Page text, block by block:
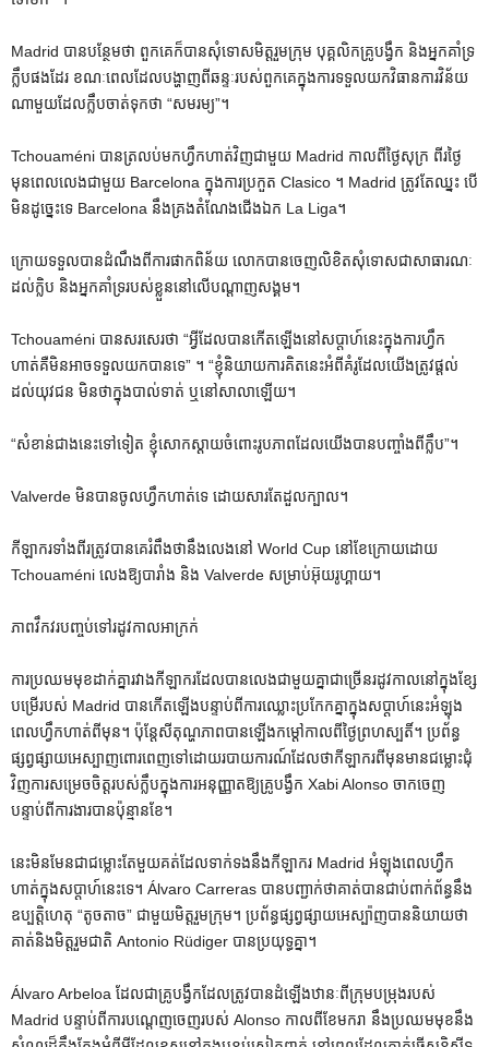
Madrid បានបន្ថែមថា ពួកគេក៏បានសុំទោសមិត្តរួមក្រុម បុគ្គលិកគ្រូបង្វឹក និងអ្នកគាំទ្រ
ក្លឹបផងដែរ ខណៈពេលដែលបង្ហាញពីឆន្ទៈរបស់ពួកគេក្នុងការទទួលយកវិធានការវិន័យ
ណាមួយដែលក្លឹបចាត់ទុកថា “សមរម្យ”។
Tchouaméni បានត្រលប់មកហ្វឹកហាត់វិញជាមួយ Madrid កាលពីថ្ងៃសុក្រ ពីរថ្ងៃ
មុនពេលលេងជាមួយ Barcelona ក្នុងការប្រកួត Clasico ។ Madrid ត្រូវតែឈ្នះ បើ
មិនដូច្នេះទេ Barcelona នឹងគ្រងតំណែងជើងឯក La Liga។
ក្រោយ​ទទួល​បាន​ដំណឹង​ពី​ការ​ផាក​ពិន័យ លោក​បាន​ចេញ​លិខិត​សុំទោស​ជា​សាធារណៈ​
ដល់​ក្លិប និង​អ្នក​គាំទ្រ​របស់​ខ្លួន​នៅ​លើ​បណ្ដាញ​សង្គម។
Tchouaméni បានសរសេរថា “អ្វីដែលបានកើតឡើងនៅសប្តាហ៍នេះក្នុងការហ្វឹក
ហាត់គឺមិនអាចទទួលយកបានទេ” ។ “ខ្ញុំ​និយាយ​ការ​គិត​នេះ​អំពី​គំរូ​ដែល​យើង​ត្រូវ​ផ្តល់​
ដល់​យុវជន មិន​ថា​ក្នុង​បាល់ទាត់ ឬ​នៅ​សាលា​ឡើយ។
“សំខាន់​ជាង​នេះ​ទៅ​ទៀត ខ្ញុំ​សោកស្ដាយ​ចំពោះ​រូបភាព​ដែល​យើង​បាន​បញ្ចាំង​ពី​ក្លឹប”។
Valverde មិន​បាន​ចូល​ហ្វឹកហាត់​ទេ ដោយសារ​តែ​ដួល​ក្បាល។
កីឡាករទាំងពីរត្រូវបានគេរំពឹងថានឹងលេងនៅ World Cup នៅខែក្រោយដោយ
Tchouaméni លេងឱ្យបារាំង និង Valverde សម្រាប់អ៊ុយរូហ្គាយ។
ភាពវឹកវរបញ្ចប់ទៅរដូវកាលអាក្រក់
ការប្រឈមមុខដាក់គ្នារវាងកីឡាករដែលបានលេងជាមួយគ្នាជាច្រើនរដូវកាលនៅក្នុងខ្សែ
បម្រើរបស់ Madrid បានកើតឡើងបន្ទាប់ពីការឈ្លោះប្រកែកគ្នាក្នុងសប្តាហ៍នេះអំឡុង
ពេលហ្វឹកហាត់ពីមុន។ ប៉ុន្តែ​សីតុណ្ហភាព​បាន​ឡើង​កម្តៅ​កាលពី​ថ្ងៃ​ព្រហស្បតិ៍។ ប្រព័ន្ធ
ផ្សព្វផ្សាយអេស្បាញពោរពេញទៅដោយរបាយការណ៍ដែលថាកីឡាករពីមុនមានជម្លោះជុំ
វិញការសម្រេចចិត្តរបស់ក្លឹបក្នុងការអនុញ្ញាតឱ្យគ្រូបង្វឹក Xabi Alonso ចាកចេញ
បន្ទាប់ពីការងារបានប៉ុន្មានខែ។
នេះ​មិន​មែន​ជា​ជម្លោះ​តែ​មួយ​គត់​ដែល​ទាក់​ទង​នឹង​កីឡាករ Madrid អំឡុង​ពេល​ហ្វឹក
ហាត់​ក្នុង​សប្តាហ៍​នេះ​ទេ។ Álvaro Carreras បាន​បញ្ជាក់​ថា​គាត់​បាន​ជាប់​ពាក់ព័ន្ធ​នឹង​
ឧប្បត្តិហេតុ “តូចតាច” ជាមួយ​មិត្ត​រួម​ក្រុម។ ប្រព័ន្ធផ្សព្វផ្សាយអេស្ប៉ាញបាននិយាយថា
គាត់និងមិត្តរួមជាតិ Antonio Rüdiger បានប្រយុទ្ធគ្នា។
Álvaro Arbeloa ដែលជាគ្រូបង្វឹកដែលត្រូវបានដំឡើងឋានៈពីក្រុមបម្រុងរបស់
Madrid បន្ទាប់ពីការបណ្តេញចេញរបស់ Alonso កាលពីខែមករា នឹងប្រឈមមុខនឹង